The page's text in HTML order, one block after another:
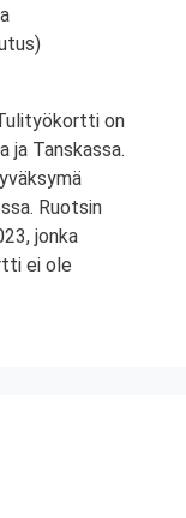
on
ja Tanskassa.
Ruotsin
jonka
ei ole